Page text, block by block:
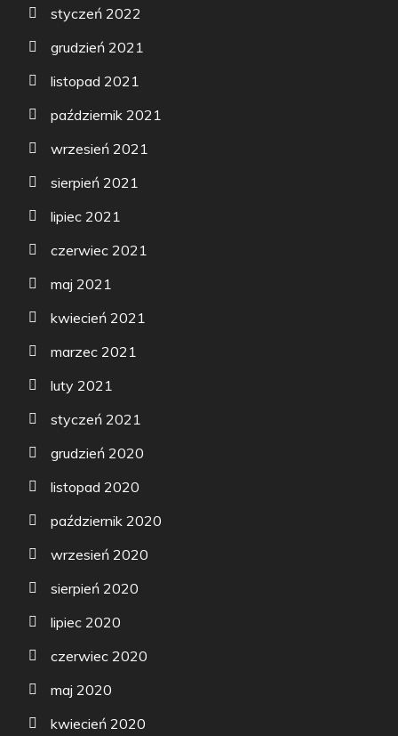
styczeń 2022
grudzień 2021
listopad 2021
październik 2021
wrzesień 2021
sierpień 2021
lipiec 2021
czerwiec 2021
maj 2021
kwiecień 2021
marzec 2021
luty 2021
styczeń 2021
grudzień 2020
listopad 2020
październik 2020
wrzesień 2020
sierpień 2020
lipiec 2020
czerwiec 2020
maj 2020
kwiecień 2020